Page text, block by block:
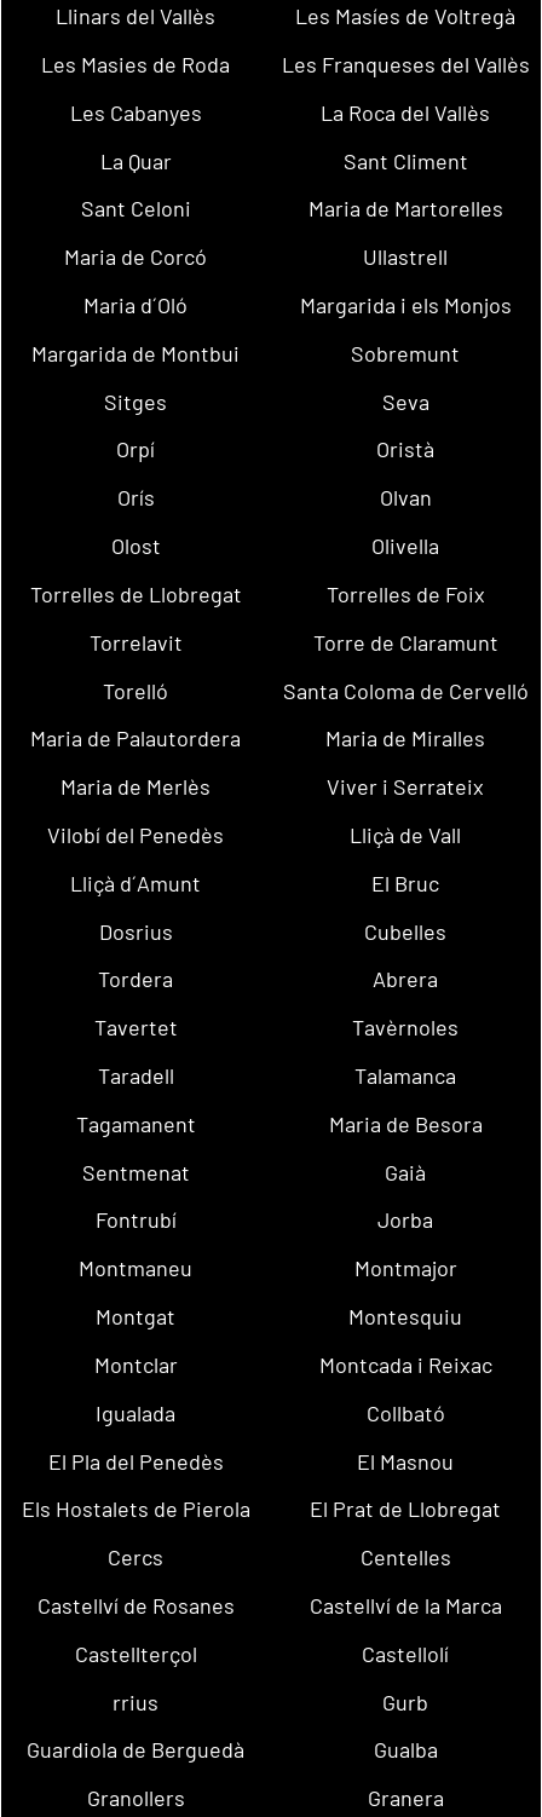
Llinars del Vallès
Les Masíes de Voltregà
Les Masies de Roda
Les Franqueses del Vallès
Les Cabanyes
La Roca del Vallès
La Quar
Sant Climent
Sant Celoni
Maria de Martorelles
Maria de Corcó
Ullastrell
Maria d´Oló
Margarida i els Monjos
Margarida de Montbui
Sobremunt
Sitges
Seva
Orpí
Oristà
Orís
Olvan
Olost
Olivella
Torrelles de Llobregat
Torrelles de Foix
Torrelavit
Torre de Claramunt
Torelló
Santa Coloma de Cervelló
Maria de Palautordera
Maria de Miralles
Maria de Merlès
Viver i Serrateix
Vilobí del Penedès
Lliçà de Vall
Lliçà d´Amunt
El Bruc
Dosrius
Cubelles
Tordera
Abrera
Tavertet
Tavèrnoles
Taradell
Talamanca
Tagamanent
Maria de Besora
Sentmenat
Gaià
Fontrubí
Jorba
Montmaneu
Montmajor
Montgat
Montesquiu
Montclar
Montcada i Reixac
Igualada
Collbató
El Pla del Penedès
El Masnou
Els Hostalets de Pierola
El Prat de Llobregat
Cercs
Centelles
Castellví de Rosanes
Castellví de la Marca
Castellterçol
Castellolí
rrius
Gurb
Guardiola de Berguedà
Gualba
Granollers
Granera